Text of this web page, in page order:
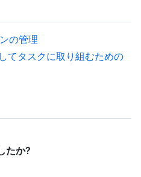
の管理
てタスクに取り組むための
たか?